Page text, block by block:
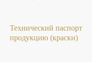
Технический паспорт
продукцию (краски)